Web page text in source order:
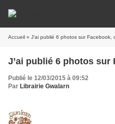
Accueil » J’ai publié 6 photos sur Facebook,
J’ai publié 6 photos sur
Publié le 12/03/2015 à 09:52
Par Librairie Gwalarn